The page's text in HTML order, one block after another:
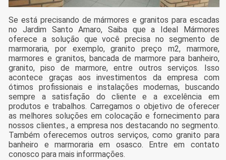
Se está precisando de mármores e granitos para escadas
no Jardim Santo Amaro, Saiba que a Ideal Mármores
oferece a solução que você precisa no segmento de
marmoraria, por exemplo, granito preço m2, marmore,
marmores e granitos, bancada de marmore para banheiro,
granito, piso de marmore, entre outros serviços. Isso
acontece graças aos investimentos da empresa com
ótimos profissionais e instalações modernas, buscando
sempre a satisfação do cliente e a excelência em
produtos e trabalhos. Carregamos o objetivo de oferecer
as melhores soluções em colocação e fornecimento para
nossos clientes., a empresa nos destacando no segmento.
Também oferecemos outros serviços, como granito para
banheiro e marmoraria em osasco. Entre em contato
conosco para mais inforrmações.